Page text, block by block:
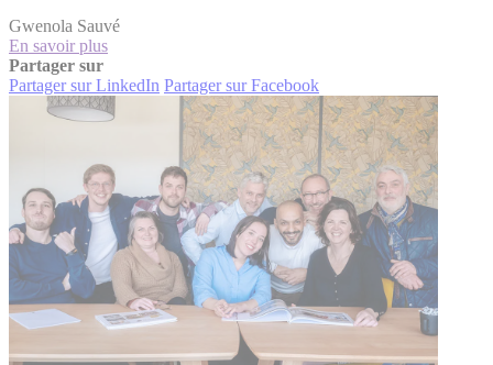
Gwenola Sauvé
En savoir plus
Partager sur
Partager sur LinkedIn Partager sur Facebook